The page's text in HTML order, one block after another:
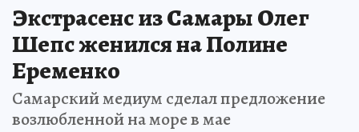
Экстрасенс из Самары Олег
Шепс женился на Полине
Еременко
Самарский медиум сделал предложение
возлюбленной на море в мае